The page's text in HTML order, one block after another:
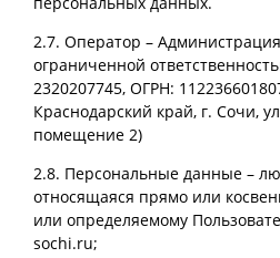
2.7. Оператор –
ограниченной
2320207745, ОГРН:
Краснодарский край, г. Сочи,
помещение 2)
2.8. Персональные данные –
относящаяся прямо или
или определяемому
sochi.ru;